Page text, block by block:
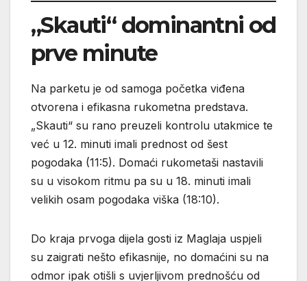
„Skauti“ dominantni od
prve minute
Na parketu je od samoga početka viđena
otvorena i efikasna rukometna predstava.
„Skauti“ su rano preuzeli kontrolu utakmice te
već u 12. minuti imali prednost od šest
pogodaka (11:5). Domaći rukometaši nastavili
su u visokom ritmu pa su u 18. minuti imali
velikih osam pogodaka viška (18:10).
Do kraja prvoga dijela gosti iz Maglaja uspjeli
su zaigrati nešto efikasnije, no domaćini su na
odmor ipak otišli s uvjerljivom prednošću od